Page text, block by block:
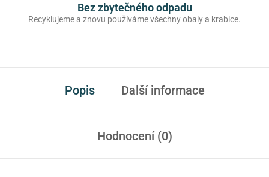
Bez zbytečného odpadu
Recyklujeme a znovu používáme všechny obaly a krabice.
Popis Další informace
Hodnocení (0)